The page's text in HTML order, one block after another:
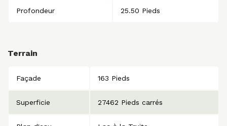
Profondeur 25.50 Pieds
Terrain
Façade 163 Pieds
Superficie 27462 Pieds carrés